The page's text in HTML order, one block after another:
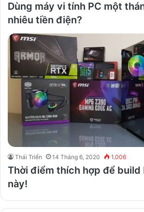
Dùng máy vi tính PC một
nhiêu tiền điện?
Thái Triển 14 Tháng 6, 2020 1.006
Thời điểm thích hợp để build
này!